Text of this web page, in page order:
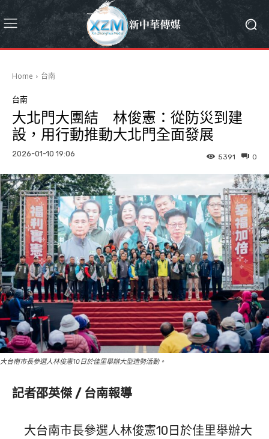
Home 台南
台南
大北門大團結 林俊憲：從防災到建
設，用行動推動大北門全面發展
2026-01-10 19:06 0
5391
大台南市長參選人林俊憲10日於佳里舉辦大型造勢活動。
記者邵英傑 / 台南報導
大台南市長參選人林俊憲10日於佳里舉辦大